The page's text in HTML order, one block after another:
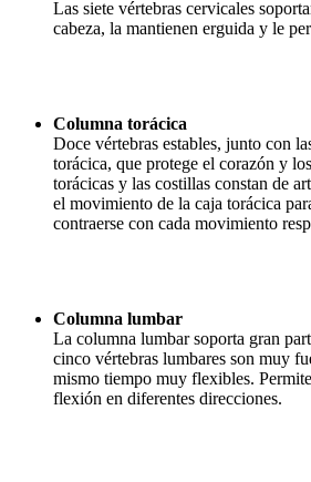
Las siete vértebras cervicales
cabeza, la mantienen erguida y le
Columna torácica
Doce vértebras estables, junto con
torácica, que protege el corazón y
torácicas y las costillas constan de
el movimiento de la caja torácica
contraerse con cada movimiento
Columna lumbar
La columna lumbar soporta gran
cinco vértebras lumbares son muy
mismo tiempo muy flexibles.
flexión en diferentes direcciones.